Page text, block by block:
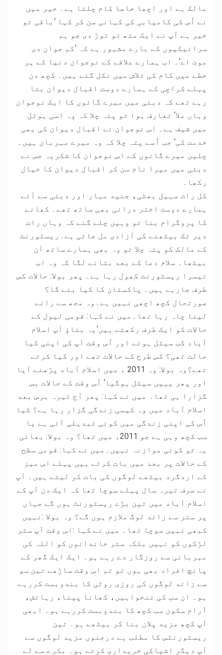
مالک ہے اور اچھا خاصا کام چلتا ہے۔ خیر میں
نے اُس کی کامیابی کی کہانی سن کر کہا ‘باقی تو
خیر ہے آپ نے ایک متھ تو توڑ دی جو ہم
سرائیکیوں کے بارے مشہور ہے کہ ‘کم جوان دی
موت اے‘۔ اب ہمارے علاقے کے نوجوان دنیا کے ہر
خطے میں کام کی تلاش میں نکل گئے ہیں۔ کچھ دن
پہلے کراچی کے ہمارے دوست اقبال دیوان بتا
رہے تھے کہ دبئی میں میرے گائوں کا ایک نوجوان
وہاں ملا‘ تعارف ہوا تو پتہ چلا کہ وہ اسی ہوٹل
میں شیف ہے۔ اس نوجوان نے اقبال دیوان کی بھی
خدمت کی‘ جب اُسے پتہ چلا کہ وہ میرے مہربان ہیں۔
چلیں میرے گائوں کے اس نوجوان کا شکریہ جس نے
دبئی میں میرا نام سن کر اقبال دیوان کا خیال
رکھا۔
کل رات سہیل بھٹی، جنید مہار اور دبئی سے آئے
ہمارے دوست اختر درانی بھی ساتھ تھے۔ کھانے
کا پروگرام بنا تو وہیں چلے گئے کہ وہاں رات
دیر تک بیٹھنے کی آزادی مل جاتی ہے۔ریسٹورنٹ
کے مالک کو پتہ چلا تو وہ بھی ہمارے ساتھ آن
بیٹھا۔ سلام دعا کے بعد بتانے لگا کہ وہ اب
تیسرا ریسٹورنٹ کھول رہا ہے۔ پھر بولا: حالات کس
طرف جارہے ہیں۔ پاکستان کا کیا بنے گا؟
صورتحال کچھ اچھی نہیں ہے۔وہ مجھ سے رائے
لینا چاہ رہا تھا۔میں نے کہا: قومی لیول کے
حالات کو ایک طرف رکھتے ہیں‘یہ بتاؤ آپ اسلام
آباد کب سیٹل ہوئے اور اُس وقت آپ کی اپنی کیا
حالت تھی؟ کس طرح کے حالات تھے اور کیا کرتے
تھے؟وہ بولا: وہ 2011 ء میں اسلام آباد پڑھنے آیا
اور پھر یہیں سیٹل ہوگیا‘ اُس وقت کے حالات بس
گزارا ہی تھا۔ میں نے کہا: پھر آج تیرہ برس بعد
اسلام آباد میں وہ کیسی زندگی گزار رہا ہے؟ کیا
اُس کی اپنی زندگی میں کوئی تبدیلی آئی ہے یا
سب کچھ وہی ہے جو 2011ء میں تھا؟ وہ بولا: بھائی
یہ تو کوئی موازنہ نہیں۔میں نے کہا: قومی سطح
کے حالات پر بعد میں بات کرتے ہیں پہلے اس میز
کے اردگرد بیٹھے لوگوں کی بات کر لیتے ہیں۔ آپ
نے صرف تیرہ سال پہلے سوچا تھا کہ ایک دن آپ کے
اسلام آباد میں تین بڑے ریسٹورنٹ ہوں گے جہاں
پر ستر سے زائد لوگ ملازم ہوں گے؟ وہ بولا :نہیں
کبھی نہیں سوچا تھا۔ میں نے کہا :اس وقت آپ ستر
لڑکوں کو نہیں بلکہ ستر خاندانوں کو اللہ کی
مہربانی سے روزگار دے رہے ہو۔ ایک ایک گھر کے
پانچ افراد بھی ہوں تو تم اس وقت ساڑھے تین سو
سے زائد لوگوں کی روزی روٹی کا بندوبست کررہے
ہو۔ ان سب کی تنخواہیں، کھانا پینا، رہائش،
آرام سکون سب کچھ کا بندوبست کررہے ہو۔ ابھی
آپ کچھ مزید پلان بنا کر بیٹھے ہو۔ تین
ریسٹورنٹس کا مطلب ہے درجنوں مزید لوگوں سے
آپ دیگر اشیاکی خریداری کرتے ہو۔ بکرے سے لے